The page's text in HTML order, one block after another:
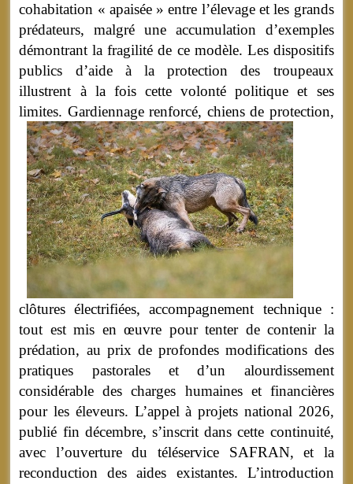
cohabitation « apaisée » entre l’élevage et les grands
prédateurs, malgré une accumulation d’exemples
démontrant la fragilité de ce modèle. Les dispositifs
publics d’aide à la protection des troupeaux
illustrent à la fois cette volonté politique et ses
limites. Gardiennage renforcé, chiens de protection,
clôtures électrifiées, accompagnement technique :
tout est mis en œuvre pour tenter de contenir la
prédation, au prix de profondes modifications des
pratiques pastorales et d’un alourdissement
considérable des charges humaines et financières
pour les éleveurs. L’appel à projets national 2026,
publié fin décembre, s’inscrit dans cette continuité,
avec l’ouverture du téléservice SAFRAN, et la
reconduction des aides existantes. L’introduction